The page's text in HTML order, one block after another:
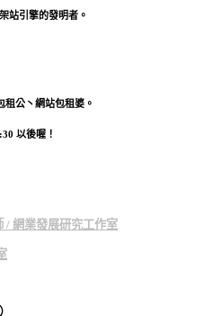
站引擎的發明者。
租公丶網站包租婆。
以後喔！
/ 網業發展研究工作室